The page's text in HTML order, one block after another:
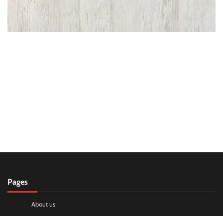
Pages
About us